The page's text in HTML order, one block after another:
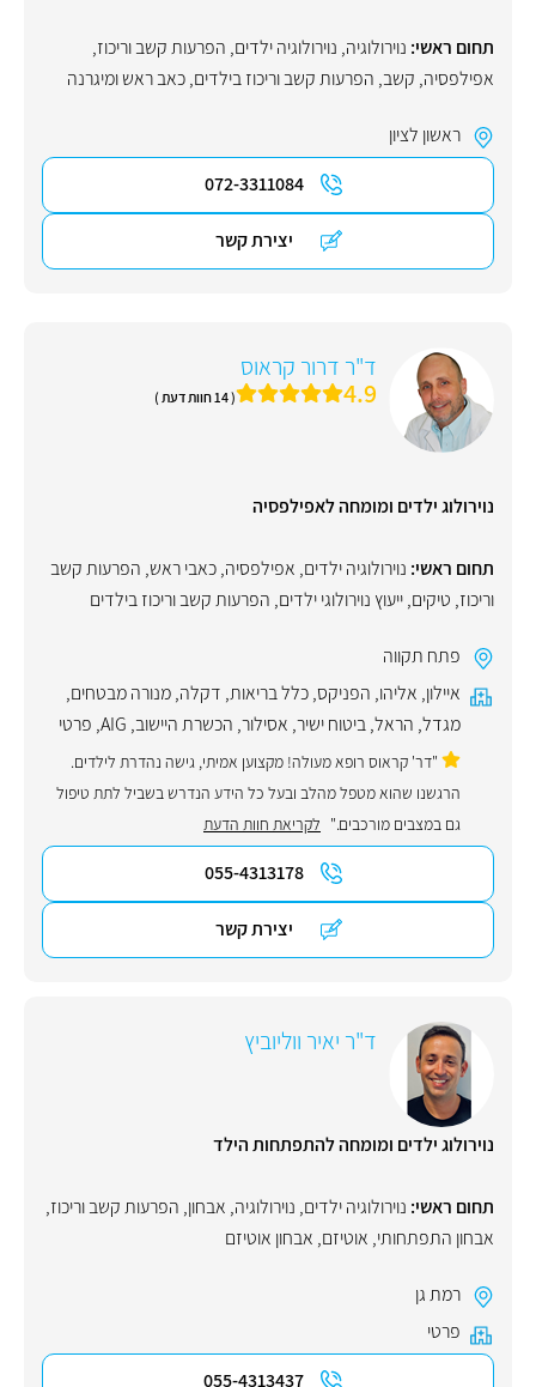
תחום ראשי: נוירולוגיה, נוירולוגיה ילדים, הפרעות קשב וריכוז,
אפילפסיה, קשב, הפרעות קשב וריכוז בילדים,כאב ראש ומיגרנה
ראשון לציון
072-3311084
יצירת קשר
ד"ר דרור קראוס
4.9 ( 14 חוות דעת )
נוירולוג ילדים ומומחה לאפילפסיה
תחום ראשי: נוירולוגיה ילדים, אפילפסיה,כאבי ראש, הפרעות קשב
וריכוז, טיקים,ייעוץ נוירולוגי ילדים, הפרעות קשב וריכוז בילדים
פתח תקווה
איילון, אליהו, הפניקס,כלל בריאות, דקלה,מנורה מבטחים,
מגדל, הראל,ביטוח ישיר, אסילור, הכשרת היישוב,
AIG
, פרטי
"דר' קראוס רופא מעולה! מקצוען אמיתי, גישה נהדרת לילדים.
הרגשנו שהוא מטפל מהלב ובעל כל הידע הנדרש בשביל לתת טיפול
גם במצבים מורכבים." לקריאת חוות הדעת
055-4313178
יצירת קשר
ד"ר יאיר ווליוביץ
נוירולוג ילדים ומומחה להתפתחות הילד
תחום ראשי: נוירולוגיה ילדים, נוירולוגיה, אבחון, הפרעות קשב וריכוז,
אבחון התפתחותי, אוטיזם, אבחון אוטיזם
רמת גן
פרטי
055-4313437